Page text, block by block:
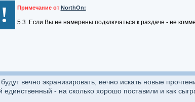
! Примечание от NorthOn:
5.3. Если Вы не намерены подключаться к раздаче - не
вечно экранизировать, вечно искать новые
единственный - на сколько хорошо поставили и как